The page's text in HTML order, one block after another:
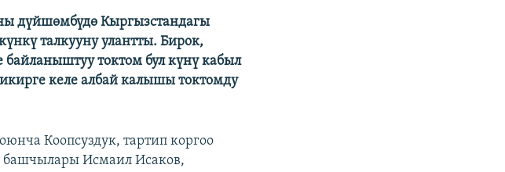
дүйшөмбүдө Кыргызстандагы
талкууну улантты. Бирок,
байланыштуу токтом бул күнү кабыл
келе албай калышы токтомду
Коопсуздук, тартип коргоо
башчылары Исмаил Исаков,